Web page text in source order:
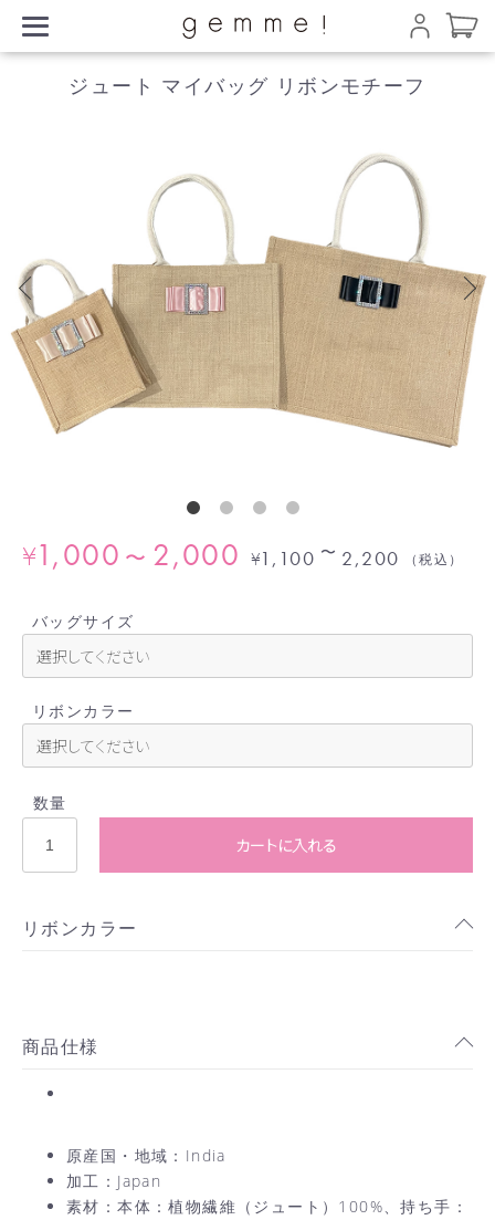
ジュート マイバッグ リボンモチーフ
¥1,000 〜 2,000 ¥1,100 〜 2,200 （税込）
バッグサイズ
リボンカラー
数量
カートに入れる
リボンカラー
商品仕様
原産国・地域：India
加工：Japan
素材：本体：植物繊維（ジュート）100%、持ち手：